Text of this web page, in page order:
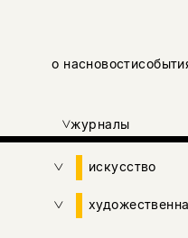
о насновости
журналы
искусство